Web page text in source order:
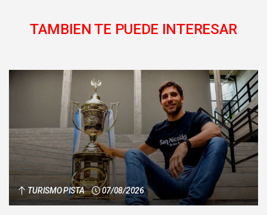
TAMBIEN TE PUEDE INTERESAR
TURISMO PISTA 07/08/2026